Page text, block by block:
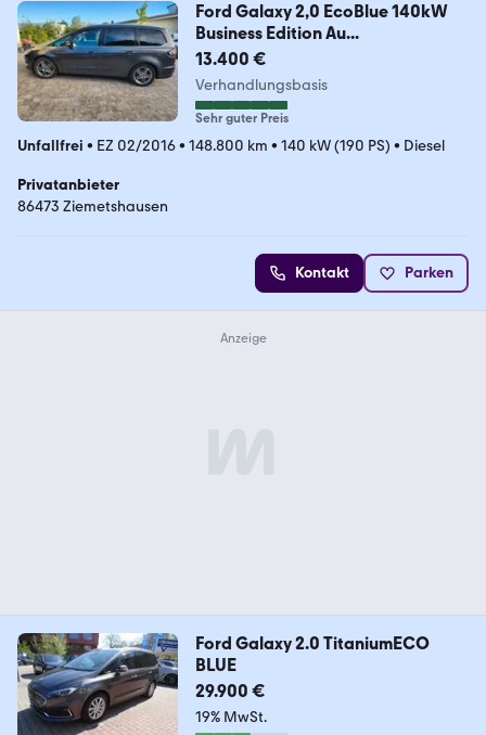
Ford Galaxy 2,0 EcoBlue 140kW
Business Edition Au...
13.400 €
Verhandlungsbasis
Sehr guter Preis
Unfallfrei • EZ 02/2016• 148.800 km • 140 kW (190 PS) • Diesel
Privatanbieter
86473 Ziemetshausen
Kontakt Parken
Ford Galaxy 2.0 TitaniumECO
BLUE
29.900 €
19% MwSt.